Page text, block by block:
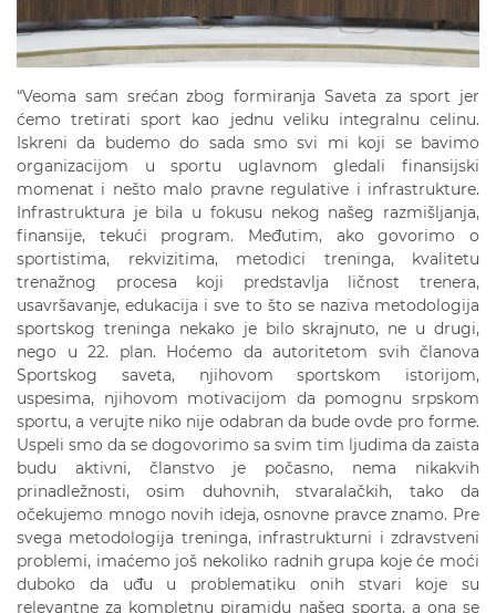
“Veoma sam srećan zbog formiranja Saveta za sport jer
ćemo tretirati sport kao jednu veliku integralnu celinu.
Iskreni da budemo do sada smo svi mi koji se bavimo
organizacijom u sportu uglavnom gledali finansijski
momenat i nešto malo pravne regulative i infrastrukture.
Infrastruktura je bila u fokusu nekog našeg razmišljanja,
finansije, tekući program. Međutim, ako govorimo o
sportistima, rekvizitima, metodici treninga, kvalitetu
trenažnog procesa koji predstavlja ličnost trenera,
usavršavanje, edukacija i sve to što se naziva metodologija
sportskog treninga nekako je bilo skrajnuto, ne u drugi,
nego u 22. plan. Hoćemo da autoritetom svih članova
Sportskog saveta, njihovom sportskom istorijom,
uspesima, njihovom motivacijom da pomognu srpskom
sportu, a verujte niko nije odabran da bude ovde pro forme.
Uspeli smo da se dogovorimo sa svim tim ljudima da zaista
budu aktivni, članstvo je počasno, nema nikakvih
prinadležnosti, osim duhovnih, stvaralačkih, tako da
očekujemo mnogo novih ideja, osnovne pravce znamo. Pre
svega metodologija treninga, infrastrukturni i zdravstveni
problemi, imaćemo još nekoliko radnih grupa koje će moći
duboko da uđu u problematiku onih stvari koje su
relevantne za kompletnu piramidu našeg sporta, a ona se